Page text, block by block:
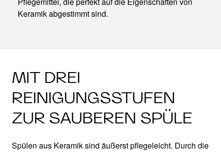
Keramik abgestimmt sind.
MIT DREI
REINIGUNGSSTUFEN
ZUR SAUBEREN SPÜLE
Spülen aus Keramik sind äußerst pflegeleicht. Durch die